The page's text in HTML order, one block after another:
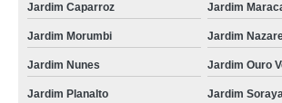
Jardim Caparroz Jardim
Jardim Morumbi Jardim
Jardim Nunes Jardim Ouro
Jardim Planalto Jardim